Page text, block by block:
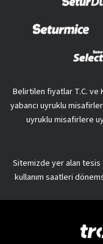
Belirtilen fiyatlar T.C. ve
yabancı uyruklu
uyruklu misafirlere
Sitemizde yer alan tesis
kullanım saatleri